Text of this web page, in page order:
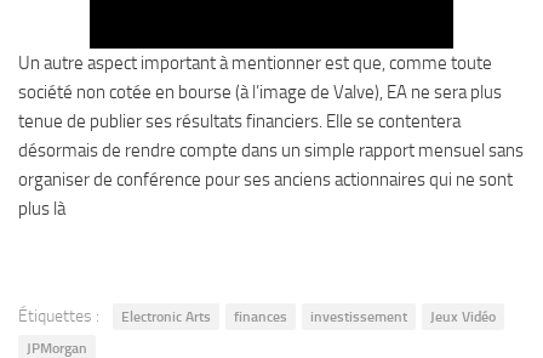
Un autre aspect important à mentionner est que, comme toute
société non cotée en bourse (à l’image de Valve), EA ne sera plus
tenue de publier ses résultats financiers. Elle se contentera
désormais de rendre compte dans un simple rapport mensuel sans
organiser de conférence pour ses anciens actionnaires qui ne sont
plus là
Étiquettes : Electronic Arts finances investissement
Jeux Vidéo
JPMorgan